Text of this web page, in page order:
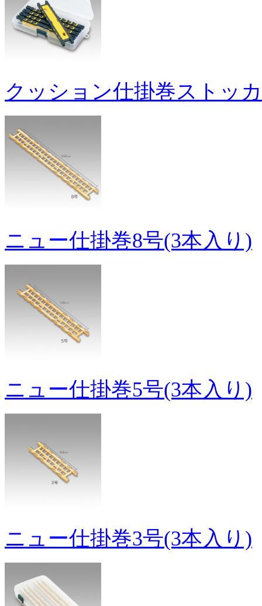
クッション仕掛巻ストッ
ニュー仕掛巻8号(3本入り)
ニュー仕掛巻5号(3本入り)
ニュー仕掛巻3号(3本入り)